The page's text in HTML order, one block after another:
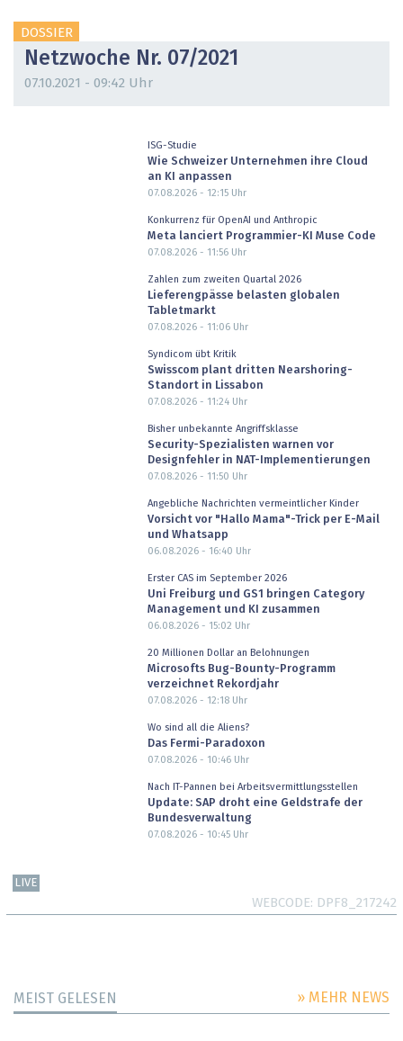
DOSSIER
Netzwoche Nr. 07/2021
07.10.2021 - 09:42 Uhr
ISG-Studie
Wie Schweizer Unternehmen ihre Cloud
an KI anpassen
07.08.2026 - 12:15Uhr
Konkurrenz für OpenAI und Anthropic
Meta lanciert Programmier-KI Muse Code
07.08.2026 - 11:56Uhr
Zahlen zum zweiten Quartal 2026
Lieferengpässe belasten globalen
Tabletmarkt
07.08.2026 - 11:06Uhr
Syndicom übt Kritik
Swisscom plant dritten Nearshoring-
Standort in Lissabon
07.08.2026 - 11:24Uhr
Bisher unbekannte Angriffsklasse
Security-Spezialisten warnen vor
Designfehler in NAT-Implementierungen
07.08.2026 - 11:50 Uhr
Angebliche Nachrichten vermeintlicher Kinder
Vorsicht vor "Hallo Mama"-Trick per E-Mail
und Whatsapp
06.08.2026 - 16:40 Uhr
Erster CAS im September 2026
Uni Freiburg und GS1 bringen Category
Management und KI zusammen
06.08.2026 - 15:02 Uhr
20 Millionen Dollar an Belohnungen
Microsofts Bug-Bounty-Programm
verzeichnet Rekordjahr
07.08.2026 - 12:18Uhr
Wo sind all die Aliens?
Das Fermi-Paradoxon
07.08.2026 - 10:46Uhr
Nach IT-Pannen bei Arbeitsvermittlungsstellen
Update: SAP droht eine Geldstrafe der
Bundesverwaltung
07.08.2026 - 10:45Uhr
LIVE
WEBCODE DPF8_217242
MEIST GELESEN » MEHR NEWS